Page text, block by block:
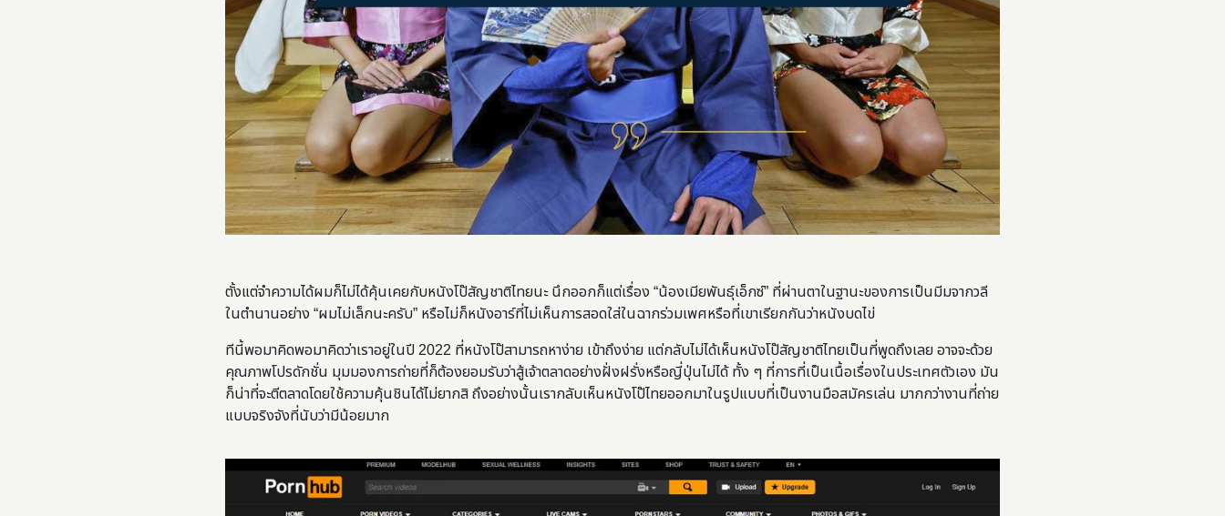
ตั้งแต่จำความได้ผมก็ไม่ได้คุ้นเคยกับหนังโป๊สัญชาติไทยนะ นึกออกก็แต่เรื่อง “น้องเมียพันธุ์เอ็กซ์” ที่ผ่านตาในฐานะของการเป็นมีมจากวลี
ในตำนานอย่าง “ผมไม่เล็กนะครับ” หรือไม่ก็หนังอาร์ที่ไม่เห็นการสอดใส่ในฉากร่วมเพศหรือที่เขาเรียกกันว่าหนังบดไข่
ทีนี้พอมาคิดพอมาคิดว่าเราอยู่ในปี 2022 ที่หนังโป๊สามารถหาง่าย เข้าถึงง่าย แต่กลับไม่ได้เห็นหนังโป๊สัญชาติไทยเป็นที่พูดถึงเลย อาจจะด้วย
คุณภาพโปรดักชั่น มุมมองการถ่ายที่ก็ต้องยอมรับว่าสู้เจ้าตลาดอย่างฝั่งฝรั่งหรือญี่ปุ่นไม่ได้ ทั้ง ๆ ที่การที่เป็นเนื้อเรื่องในประเทศตัวเอง มัน
ก็น่าที่จะตีตลาดโดยใช้ความคุ้นชินได้ไม่ยากสิ ถึงอย่างนั้นเรากลับเห็นหนังโป๊ไทยออกมาในรูปแบบที่เป็นงานมือสมัครเล่น มากกว่างานที่ถ่าย
แบบจริงจังที่นับว่ามีน้อยมาก